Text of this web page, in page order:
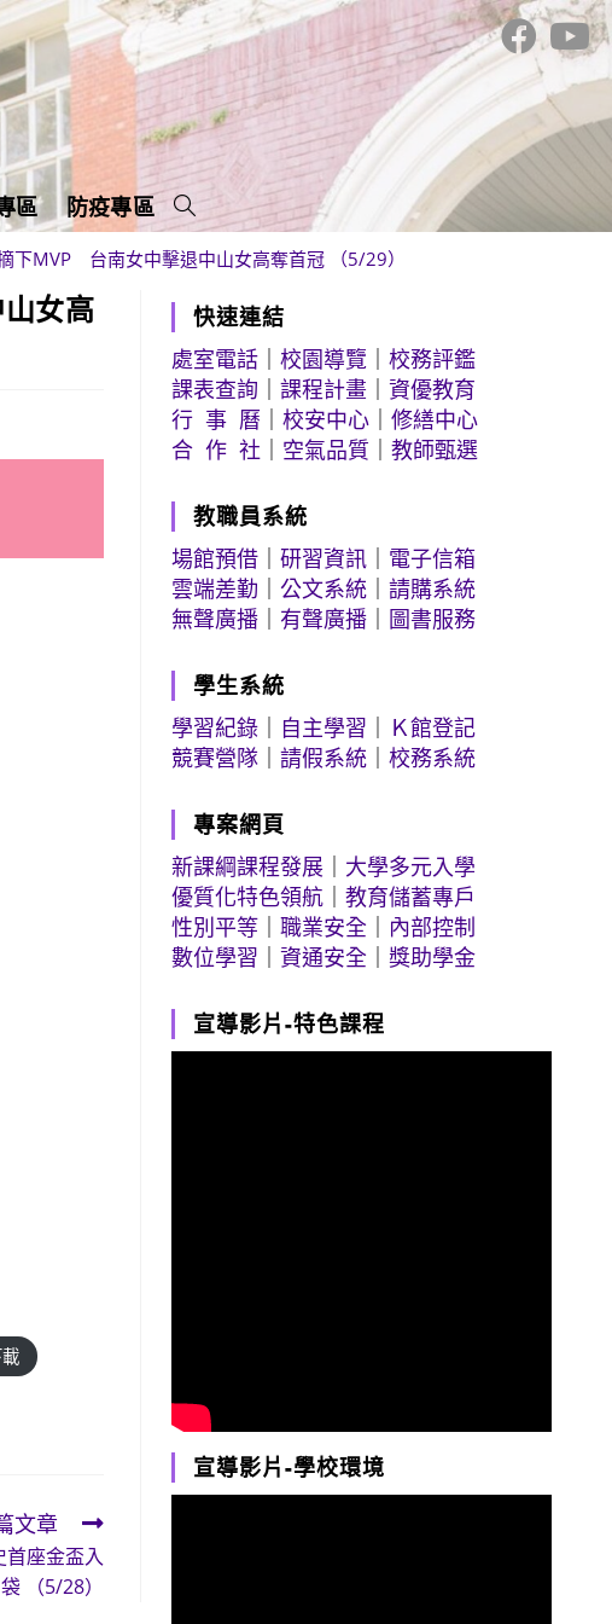
區 防疫專區
下MVP 台南女中擊退中山女高奪首冠 （5/29）
女高
文章
座金盃入
袋 （5/28）
快速連結
處室電話 ｜校園導覽 ｜校務評鑑
課表查詢 ｜課程計畫 ｜資優教育
行 事 曆 ｜校安中心 ｜修繕中心
合 作 社
空氣品質 ｜教師甄選
教職員系統
場館預借 ｜研習資訊
電子信箱
雲端差勤 ｜公文系統 ｜請購系統
無聲廣播
有聲廣播 圖書服務
學生系統
學習紀錄
自主學習
Ｋ館登記
競賽營隊 ｜請假系統 ｜校務系統
專案網頁
新課綱課程發展
大學多元入學
優質化特色領航 ｜教育儲蓄專戶
性別平等 ｜職業安全
內部控制
數位學習 ｜資通安全 ｜獎助學金
宣導影片-特色課程
宣導影片-學校環境